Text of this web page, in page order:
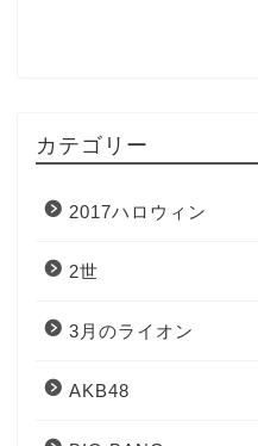
カテゴリー
2017ハロウィン
2世
3月のライオン
AKB48